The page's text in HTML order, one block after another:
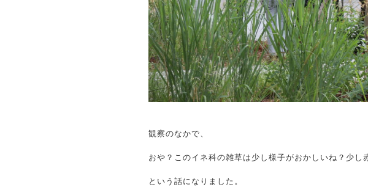
観察のなかで、
おや？このイネ科の雑草は少し様子がおかしいね？少し
という話になりました。